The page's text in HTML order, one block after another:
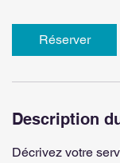
Réserver
Description
Décrivez votre